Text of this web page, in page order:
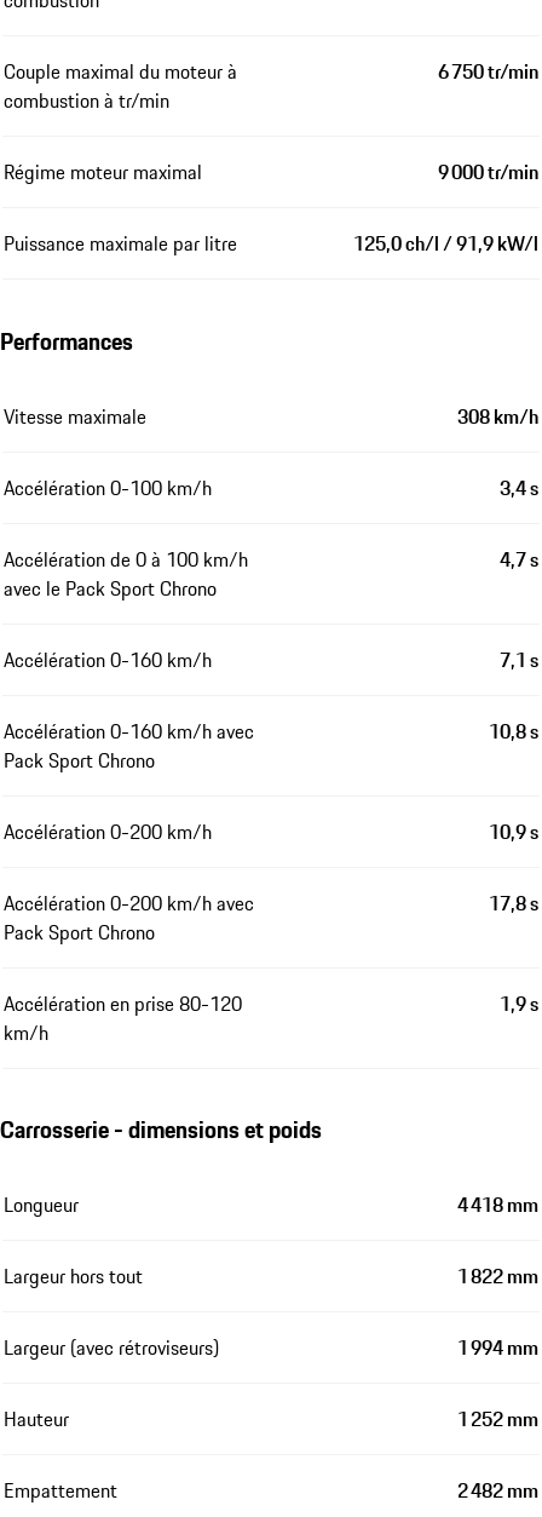
Couple maximal du moteur à
combustion à tr/min
6 750 tr/min
Régime moteur maximal 9 000 tr/min
Puissance maximale par litre 125,0 ch/l / 91,9 kW/l
Performances
Vitesse maximale 308 km/h
Accélération 0-100 km/h 3,4 s
Accélération de 0 à 100 km/h
avec le Pack Sport Chrono
4,7 s
Accélération 0-160 km/h 7,1 s
Accélération 0-160 km/h avec
Pack Sport Chrono
10,8 s
Accélération 0-200 km/h 10,9 s
Accélération 0-200 km/h avec
Pack Sport Chrono
17,8 s
Accélération en prise 80-120
km/h
1,9 s
Carrosserie - dimensions et poids
Longueur 4 418 mm
Largeur hors tout 1 822 mm
Largeur (avec rétroviseurs) 1 994 mm
Hauteur 1 252 mm
Empattement 2 482 mm